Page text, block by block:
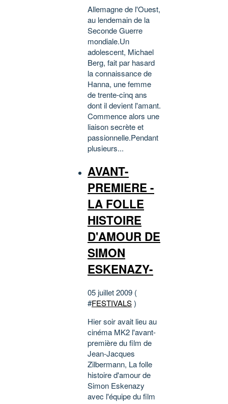
Allemagne de l'Ouest,
au lendemain de la
Seconde Guerre
mondiale.Un
adolescent, Michael
Berg, fait par hasard
la connaissance de
Hanna, une femme
de trente-cinq ans
dont il devient l'amant.
Commence alors une
liaison secrète et
passionnelle.Pendant
plusieurs...
AVANT-
PREMIERE -
LA FOLLE
HISTOIRE
D'AMOUR DE
SIMON
ESKENAZY-
05 juillet 2009 (
#FESTIVALS)
Hier soir avait lieu au
cinéma MK2 l'avant-
première du film de
Jean-Jacques
Zilbermann, La folle
histoire d'amour de
Simon Eskenazy
avec l'équipe du film